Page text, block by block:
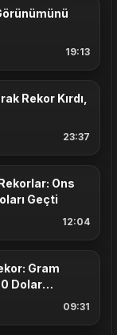
19:13
Rekor Kırdı,
23:37
Ons
Geçti
12:04
Gram
Dolar
09:31